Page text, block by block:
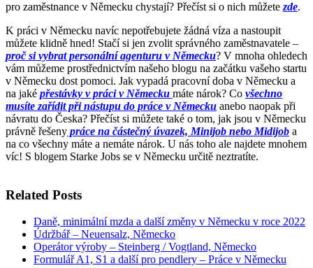
pro zaměstnance v Německu chystají? Přečíst si o nich můžete zde.
K práci v Německu navíc nepotřebujete žádná víza a nastoupit
můžete klidně hned! Stačí si jen zvolit správného zaměstnavatele –
proč si vybrat personální agenturu v Německu? V mnoha ohledech
vám můžeme prostřednictvím našeho blogu na začátku vašeho startu
v Německu dost pomoci. Jak vypadá pracovní doba v Německu a
na jaké přestávky v práci v Německu máte nárok? Co všechno
musíte zařídit při nástupu do práce v Německu anebo naopak při
návratu do Česka? Přečíst si můžete také o tom, jak jsou v Německu
právně řešeny práce na částečný úvazek, Minijob nebo Midijob a
na co všechny máte a nemáte nárok. U nás toho ale najdete mnohem
víc! S blogem Starke Jobs se v Německu určitě neztratíte.
Related Posts
Daně, minimální mzda a další změny v Německu v roce 2022
Údržbář – Neuensalz, Německo
Operátor výroby – Steinberg / Vogtland, Německo
Formulář A1, S1 a další pro pendlery – Práce v Německu